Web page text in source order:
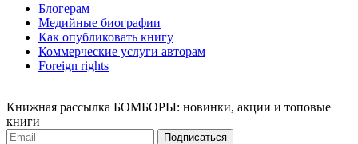
Блогерам
Медийные биографии
Как опубликовать книгу
Коммерческие услуги авторам
Foreign rights
Книжная рассылка БОМБОРЫ: новинки, акции и топовые
книги
Подписаться